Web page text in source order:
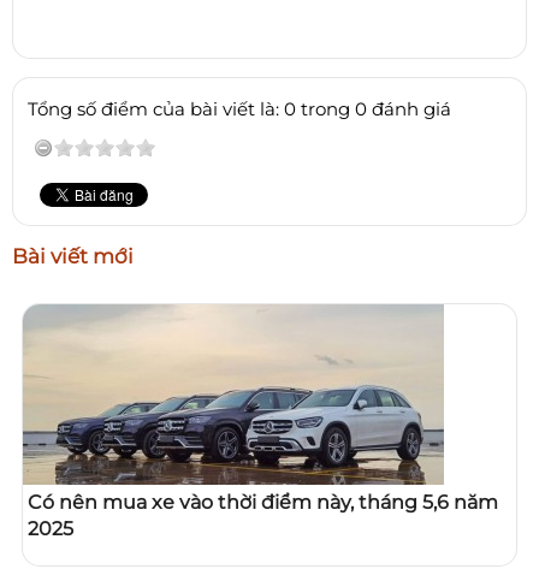
Tổng số điểm của bài viết là: 0 trong 0 đánh giá
Bài viết mới
Có nên mua xe vào thời điểm này, tháng 5,6 năm
2025